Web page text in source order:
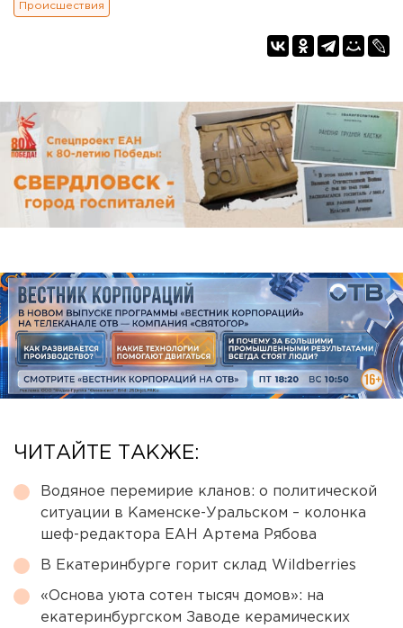
Происшествия
ЧИТАЙТЕ ТАКЖЕ:
Водяное перемирие кланов: о политической
ситуации в Каменске-Уральском – колонка
шеф-редактора ЕАН Артема Рябова
В Екатеринбурге горит склад Wildberries
«Основа уюта сотен тысяч домов»: на
екатеринбургском Заводе керамических